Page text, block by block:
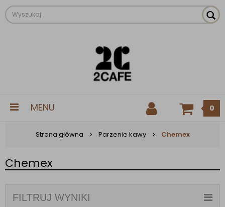
MENU 0
Strona główna Parzenie kawy Chemex
Chemex
FILTRUJ WYNIKI